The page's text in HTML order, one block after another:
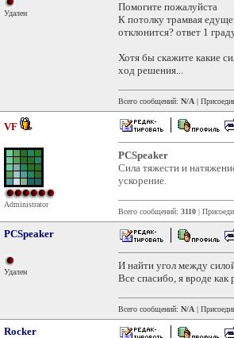
Удален
Помогите пожалуйста
К потолку трамвая
отклонится? ответ 1
Хотя бы скажите какие
ход решения...
Всего сообщений: N/A |
VF
Administrator
PCSpeaker
Сила тяжести и
ускорение.
Всего сообщений: 3110 |
PCSpeaker
Удален
И найти угол между
Все спасибо, я вроде как
Всего сообщений: N/A |
Rocker